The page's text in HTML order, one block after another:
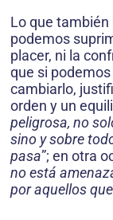
Lo que
podemos
placer, ni la
que si
cambiarlo,
orden y un
peligrosa, no
sino y sobre
pasa”; en otra
no está
por aquellos